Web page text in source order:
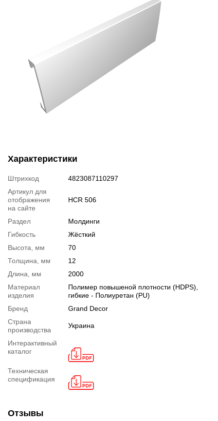
Характеристики
Штрихкод
4823087110297
Артикул для
отображения
на сайте
HCR 506
Раздел
Молдинги
Гибкость
Жёсткий
Высота, мм
70
Толщина, мм
12
Длина, мм
2000
Материал
изделия
Полимер повышеной плотности (HDPS),
гибкие - Полиуретан (PU)
Бренд
Grand Decor
Страна
производства
Украина
Интерактивный
каталог
Техническая
спецификация
Отзывы